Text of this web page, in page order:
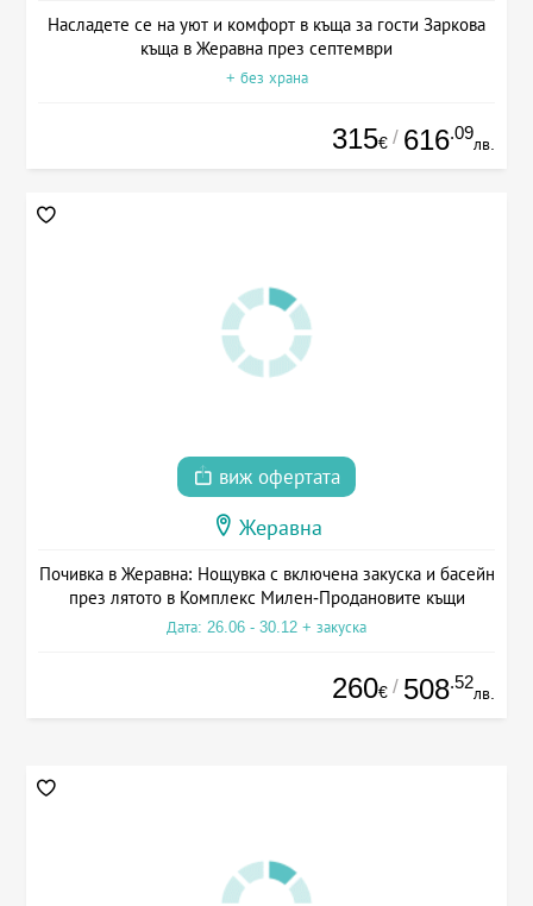
Насладете се на уют и комфорт в къща за гости Заркова
къща в Жеравна през септември
+ без храна
315€ / 616.09
лв.
виж офертата
Жеравна
Почивка в Жеравна: Нощувка с включена закуска и басейн
през лятото в Комплекс Милен-Продановите къщи
Дата: 26.06 - 30.12 + закуска
260€ / 508.52
лв.